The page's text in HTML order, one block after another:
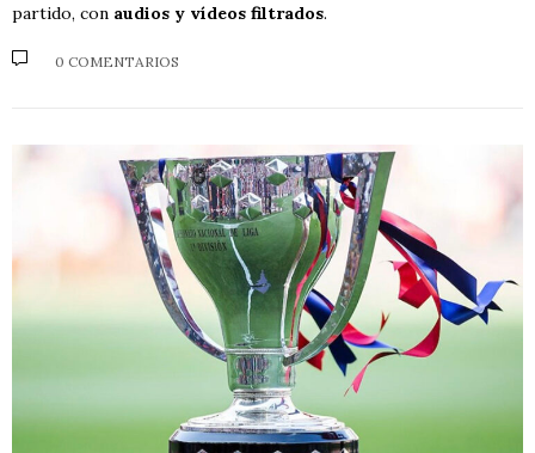
partido, con audios y vídeos filtrados.
0 COMENTARIOS